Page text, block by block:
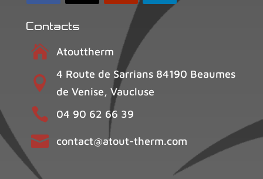
Contacts
 Atouttherm

4 Route de Sarrians 84190 Beaumes
de Venise, Vaucluse
 04 90 62 66 39
 contact@atout-therm.com